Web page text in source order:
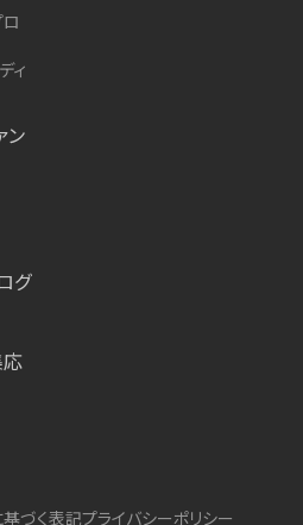
ィ
ン
グ
づく表記プライバシーポリシー